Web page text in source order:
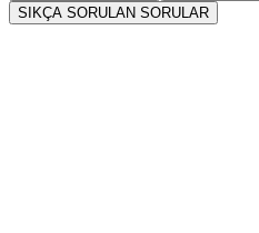
SIKÇA SORULAN SORULAR